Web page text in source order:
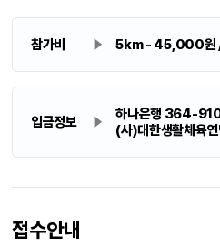
참가비 5km - 45,000원
입금정보
하나은행 364-
(사)대한생활체육
접수안내